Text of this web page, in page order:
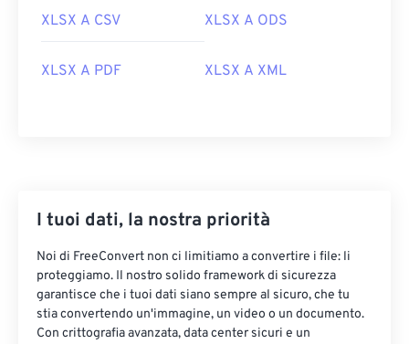
XLSX A CSV XLSX A ODS
XLSX A PDF XLSX A XML
I tuoi dati, la nostra priorità
Noi di FreeConvert non ci limitiamo a convertire i file: li
proteggiamo. Il nostro solido framework di sicurezza
garantisce che i tuoi dati siano sempre al sicuro, che tu
stia convertendo un'immagine, un video o un documento.
Con crittografia avanzata, data center sicuri e un